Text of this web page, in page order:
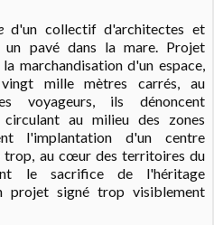
d'un collectif d'architectes et
pavé dans la mare. Projet
marchandisation d'un espace,
mille mètres carrés, au
voyageurs, ils dénoncent
au milieu des zones
l'implantation d'un centre
trop, au cœur des territoires du
le sacrifice de l'héritage
projet signé trop visiblement